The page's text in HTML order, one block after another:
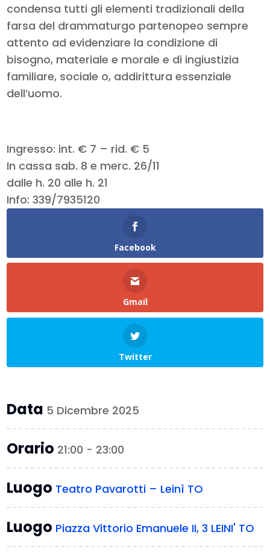
condensa tutti gli elementi tradizionali della
farsa del drammaturgo partenopeo sempre
attento ad evidenziare la condizione di
bisogno, materiale e morale e di ingiustizia
familiare, sociale o, addirittura essenziale
dell’uomo.
Ingresso: int. € 7 – rid. € 5
In cassa sab. 8 e merc. 26/11
dalle h. 20 alle h. 21
Info: 339/7935120
Facebook
Gmail
Twitter
Data 5 Dicembre 2025
Orario 21:00 - 23:00
Luogo Teatro Pavarotti – Leinì TO
Luogo Piazza Vittorio Emanuele II, 3 LEINI' TO